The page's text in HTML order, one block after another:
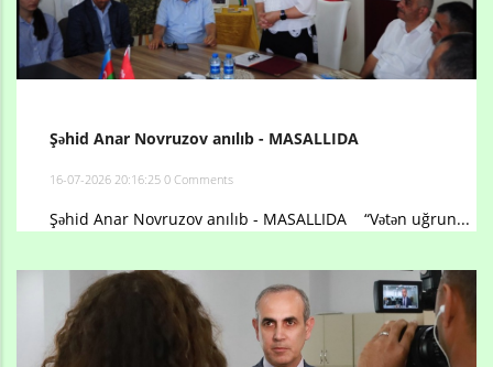
Şəhid Anar Novruzov anılıb - MASALLIDA
16-07-2026 20:16:25 0 Comments
Şəhid Anar Novruzov anılıb - MASALLIDA “Vətən uğrun...